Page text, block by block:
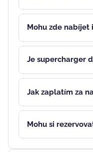
Mohu zde nabíjet
Je supercharger
Jak zaplatím za
Mohu si